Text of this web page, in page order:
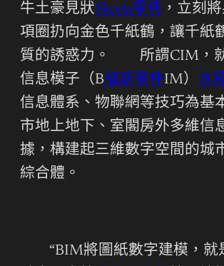
牛土豪見狀Skoda零件 ，立刻
項圈扔向金色千紙鶴，讓千紙
質的誘惑力。 所謂CIM，
信息模子（B福斯零件IM） 水
信息體系、物聯網等技巧為基
市地上地下、室閣房外多維信
據，構建起三維數字空間的城
綜合體。
“BIM將圖紙數字建模，就